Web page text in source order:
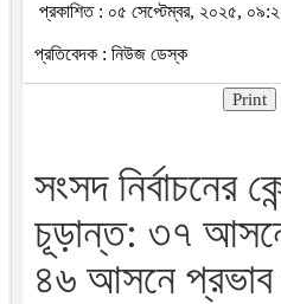
প্রকাশিত : ০৫ সেপ্টেম্বর, ২০২৫,
প্রতিবেদক : নিউজ ডেস্ক
Print
সংসদ নির্বাচনের
চূড়ান্ত: ৩৭
৪৬ আসনে প্রভাব